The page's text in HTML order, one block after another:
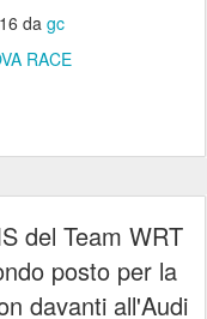
da gc
RACE
del Team WRT
posto per la
davanti all'Audi